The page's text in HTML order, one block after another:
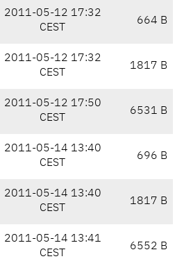
2011-05-12 17:32
CEST
664 B
2011-05-12 17:32
CEST
1817 B
2011-05-12 17:50
CEST
6531 B
2011-05-14 13:40
CEST
696 B
2011-05-14 13:40
CEST
1817 B
2011-05-14 13:41
CEST
6552 B